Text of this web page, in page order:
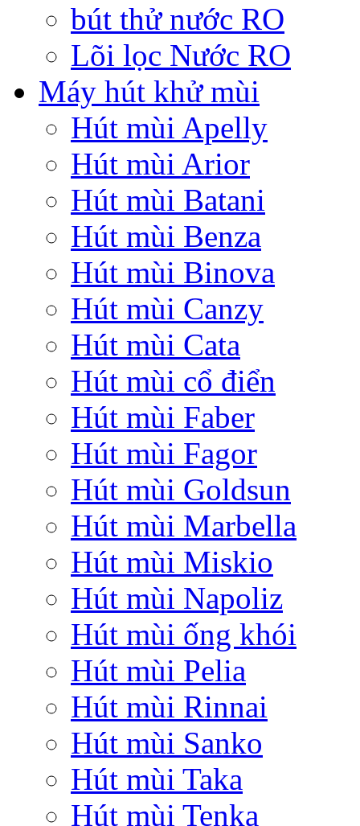
bút thử nước RO
Lõi lọc Nước RO
Máy hút khử mùi
Hút mùi Apelly
Hút mùi Arior
Hút mùi Batani
Hút mùi Benza
Hút mùi Binova
Hút mùi Canzy
Hút mùi Cata
Hút mùi cổ điển
Hút mùi Faber
Hút mùi Fagor
Hút mùi Goldsun
Hút mùi Marbella
Hút mùi Miskio
Hút mùi Napoliz
Hút mùi ống khói
Hút mùi Pelia
Hút mùi Rinnai
Hút mùi Sanko
Hút mùi Taka
Hút mùi Tenka